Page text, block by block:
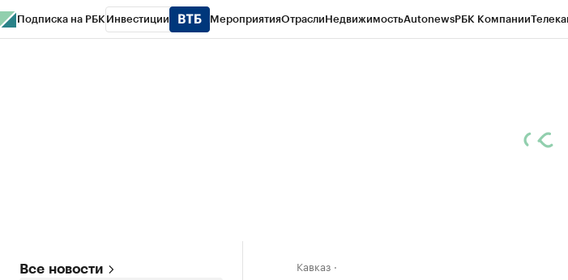
Подписка на РБК Инвестиции МероприятияОтраслиНедвижимостьAutonewsРБК Компании
Все новости Кавказ